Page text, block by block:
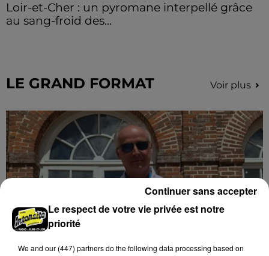
Loir-et-Cher : un pyromane interpellé grâce
au sang-froid des...
Grâce...
LE GRAND FORMAT Voir plus
Le respect de votre vie privée est notre
priorité
We and our (447) partnersdo the following data processing based on
Continuer sans accepter